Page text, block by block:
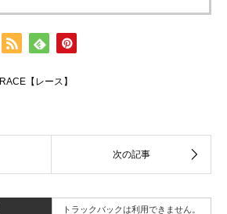
RACE【レース】
トラックバックは利用できません。